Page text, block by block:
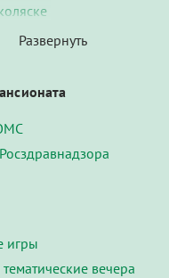
игры
вечера